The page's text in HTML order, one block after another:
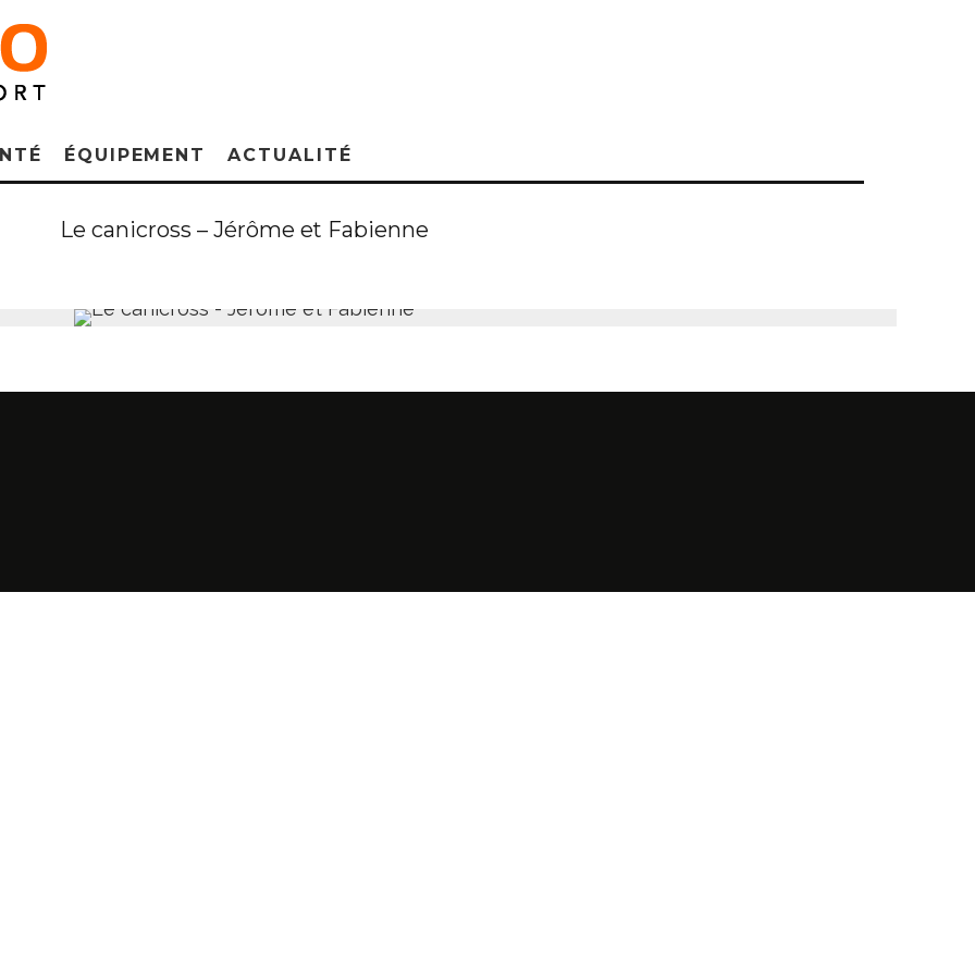
ÉQUIPEMENT ACTUALITÉ
Le canicross – Jérôme et Fabienne